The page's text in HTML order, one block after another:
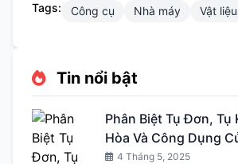
Tags: Công cụ Nhà máy Vật liệu
Tin nổi bật
Phân Biệt Tụ Đơn, Tụ
Hòa Và Công Dụng
4 Tháng 5, 2025